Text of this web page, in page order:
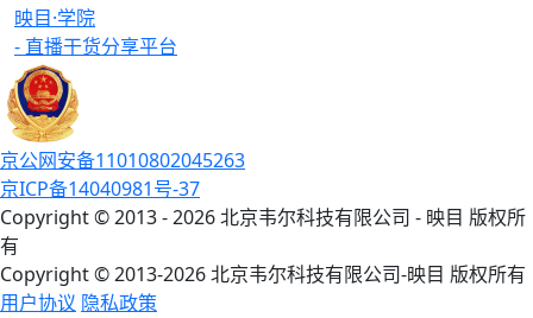
支持。通过实时照片直播，精准定格
现场盛况与精彩瞬间，并配备专业修
图师进行人工修图处理，确保每一幅
影像都质感出众，完美契合金舵瓷砖
的品牌格调，助力大会精神与品牌风
采的高效传播。 更多家居行业年
会： - 无序列表凡墙皆是门聚势启新
程——佰才邦年会暨十一周年庆典 -
无序列表第十九届中纺圆桌年会
### 我们如何提升年会体验？ 关于
案，包括异地直播、线上下年混合直
播、现场直播、虚拟直播等，并提供
映目·学院
- 直播干货分享平台
京公网安备11010802045263
京ICP备14040981号-37
Copyright © 2013 - 2026 北京韦尔科技有限公司 - 映目 版权所
有
Copyright © 2013-2026 北京韦尔科技有限公司-映目 版权所有
用户协议 隐私政策